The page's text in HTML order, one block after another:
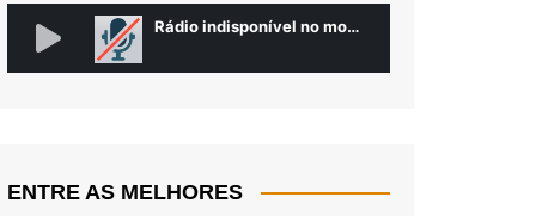
ENTRE AS MELHORES